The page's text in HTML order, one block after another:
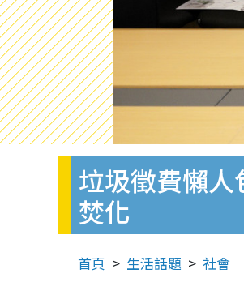
垃圾徵費懶
焚化
首頁 生活話題 社會